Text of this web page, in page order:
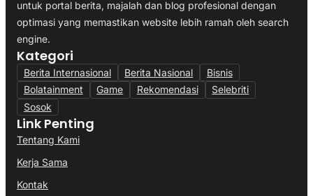
untuk portal berita, majalah dan blog profesional dengan
optimasi yang memastikan website lebih ramah oleh search
engine.
Kategori
Berita Internasional Berita Nasional
Bisnis
Bolatainment
Game Rekomendasi
Selebriti
Sosok
Link Penting
Tentang Kami
Kerja Sama
Kontak